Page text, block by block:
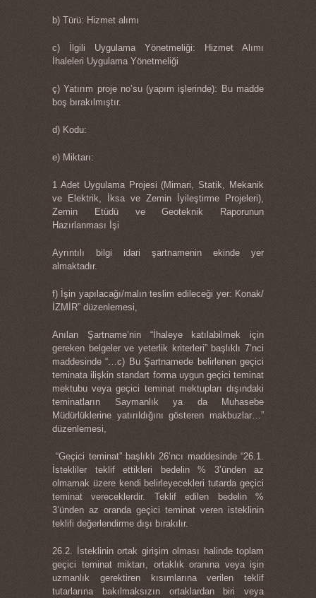
b) Türü: Hizmet alımı
c) İlgili Uygulama Yönetmeliği: Hizmet Alımı
İhaleleri Uygulama Yönetmeliği
ç) Yatırım proje no’su (yapım işlerinde): Bu madde
boş bırakılmıştır.
d) Kodu:
e) Miktarı:
1 Adet Uygulama Projesi (Mimari, Statik, Mekanik
ve Elektrik, İksa ve Zemin İyileştirme Projeleri),
Zemin Etüdü ve Geoteknik Raporunun
Hazırlanması İşi
Ayrıntılı bilgi idari şartnamenin ekinde yer
almaktadır.
f) İşin yapılacağı/malın teslim edileceği yer: Konak/
İZMİR” düzenlemesi,
Anılan Şartname’nin “İhaleye katılabilmek için
gereken belgeler ve yeterlik kriterleri” başlıklı 7’nci
maddesinde “…c) Bu Şartnamede belirlenen geçici
teminata ilişkin standart forma uygun geçici teminat
mektubu veya geçici teminat mektupları dışındaki
teminatların Saymanlık ya da Muhasebe
Müdürlüklerine yatırıldığını gösteren makbuzlar…”
düzenlemesi,
“Geçici teminat” başlıklı 26’ncı maddesinde “26.1.
İstekliler teklif ettikleri bedelin % 3’ünden az
olmamak üzere kendi belirleyecekleri tutarda geçici
teminat vereceklerdir. Teklif edilen bedelin %
3’ünden az oranda geçici teminat veren isteklinin
teklifi değerlendirme dışı bırakılır.
26.2. İsteklinin ortak girişim olması halinde toplam
geçici teminat miktarı, ortaklık oranına veya işin
uzmanlık gerektiren kısımlarına verilen teklif
tutarlarına bakılmaksızın ortaklardan biri veya